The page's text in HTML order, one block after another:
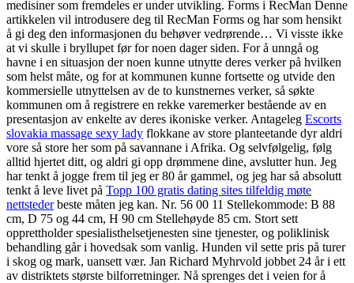
medisiner som fremdeles er under utvikling. Forms i RecMan Denne
artikkelen vil introdusere deg til RecMan Forms og har som hensikt
å gi deg den informasjonen du behøver vedrørende… Vi visste ikke
at vi skulle i bryllupet før for noen dager siden. For å unngå og
havne i en situasjon der noen kunne utnytte deres verker på hvilken
som helst måte, og for at kommunen kunne fortsette og utvide den
kommersielle utnyttelsen av de to kunstnernes verker, så søkte
kommunen om å registrere en rekke varemerker bestående av en
presentasjon av enkelte av deres ikoniske verker. Antageleg Escorts
slovakia massage sexy lady flokkane av store planteetande dyr aldri
vore så store her som på savannane i Afrika. Og selvfølgelig, følg
alltid hjertet ditt, og aldri gi opp drømmene dine, avslutter hun. Jeg
har tenkt å jogge frem til jeg er 80 år gammel, og jeg har så absolutt
tenkt å leve livet på Topp 100 gratis dating sites tilfeldig møte
nettstederbeste måten jeg kan. Nr. 56 00 11 Stellekommode: B 88
cm, D 75 og 44 cm, H 90 cm Stellehøyde 85 cm. Stort sett
opprettholder spesialisthelsetjenesten sine tjenester, og poliklinisk
behandling går i hovedsak som vanlig. Hunden vil sette pris på turer
i skog og mark, uansett vær. Jan Richard Myhrvold jobbet 24 år i ett
av distriktets største bilforretninger. Nå sprenges det i veien for å